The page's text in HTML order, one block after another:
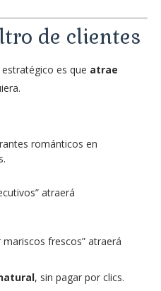
de clientes
es que atrae
románticos en
atraerá
frescos” atraerá
, sin pagar por clics.